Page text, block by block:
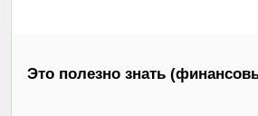
Это полезно знать